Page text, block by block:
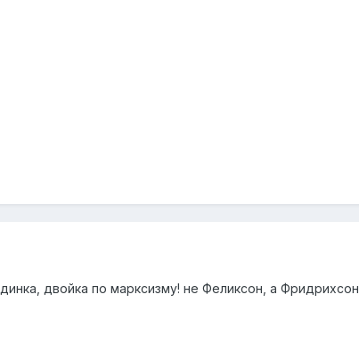
двойка по марксизму! не Феликсон, а Фридрихсон